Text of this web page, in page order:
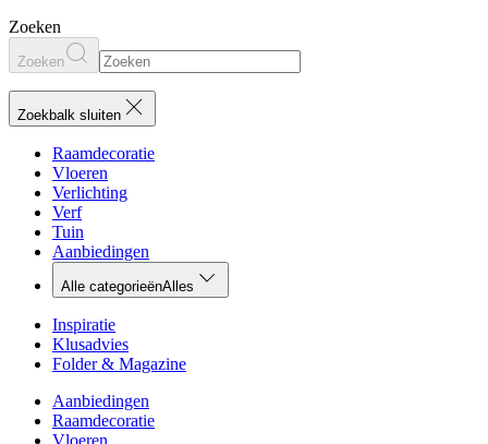
Zoeken
Zoeken
Zoekbalk sluiten
Raamdecoratie
Vloeren
Verlichting
Verf
Tuin
Aanbiedingen
Alle categorieënAlles
Inspiratie
Klusadvies
Folder & Magazine
Aanbiedingen
Raamdecoratie
Vloeren